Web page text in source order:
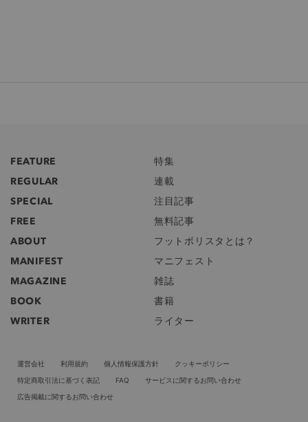
FEATURE
特集
REGULAR
連載
SPECIAL
注目記事
FREE
無料記事
ABOUT
フットボリスタとは？
MANIFEST
マニフェスト
MAGAZINE
雑誌
BOOK
書籍
WRITER
ライター
運営会社 利用規約 個人情報保護方針
クッキーポリシー
特定商取引法に基づく表記
FAQ
サービスに関するお問い合わせ
広告掲載に関するお問い合わせ